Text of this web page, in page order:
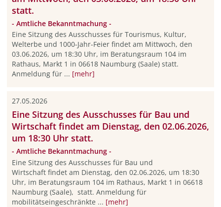
statt.
- Amtliche Bekanntmachung -
Eine Sitzung des Ausschusses für Tourismus, Kultur,
Welterbe und 1000-Jahr-Feier findet am Mittwoch, den
03.06.2026, um 18:30 Uhr, im Beratungsraum 104 im
Rathaus, Markt 1 in 06618 Naumburg (Saale) statt.
Anmeldung für ... [mehr]
27.05.2026
Eine Sitzung des Ausschusses für Bau und
Wirtschaft findet am Dienstag, den 02.06.2026,
um 18:30 Uhr statt.
- Amtliche Bekanntmachung -
Eine Sitzung des Ausschusses für Bau und
Wirtschaft findet am Dienstag, den 02.06.2026, um 18:30
Uhr, im Beratungsraum 104 im Rathaus, Markt 1 in 06618
Naumburg (Saale), statt. Anmeldung für
mobilitätseingeschränkte ... [mehr]